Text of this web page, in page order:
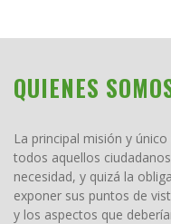
QUIENES
La principal misión y
todos aquellos
necesidad, y quizá la
exponer sus puntos de
y los aspectos que